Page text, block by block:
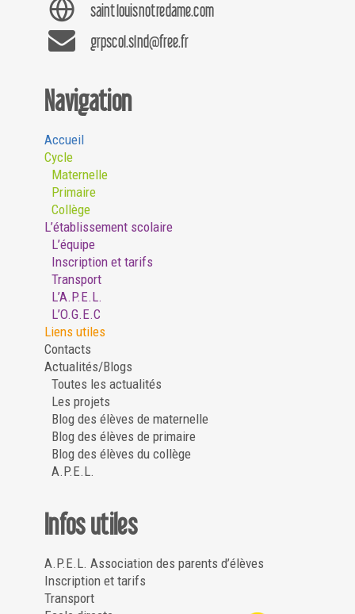
saintlouisnotredame.com
grpscol.slnd@free.fr
Navigation
Accueil
Cycle
Maternelle
Primaire
Collège
L’établissement scolaire
L’équipe
Inscription et tarifs
Transport
L’A.P.E.L.
L’O.G.E.C
Liens utiles
Contacts
Actualités/Blogs
Toutes les actualités
Les projets
Blog des élèves de maternelle
Blog des élèves de primaire
Blog des élèves du collège
A.P.E.L.
Infos utiles
A.P.E.L. Association des parents d’élèves
Inscription et tarifs
Transport